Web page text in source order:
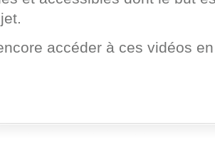
accéder à ces vidéos